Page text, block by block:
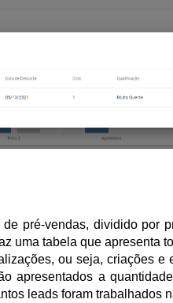
pré-vendas, dividido por
uma tabela que apresenta
ou seja, criações e
apresentados a
leads foram trabalhados